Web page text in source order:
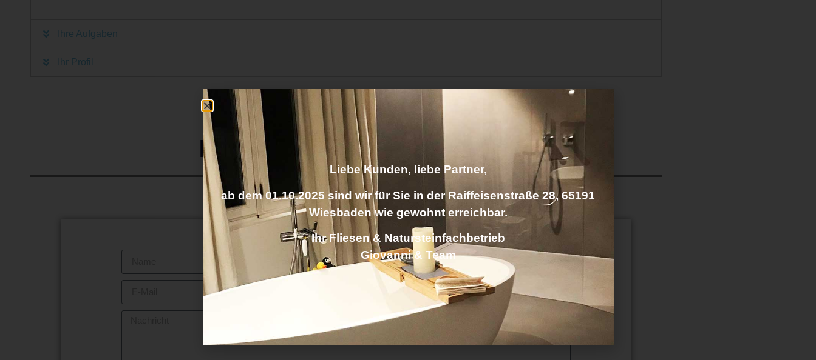
Ihre Aufgaben
Ihr Profil
Bewerben Sie sich bei uns
Liebe Kunden, liebe Partner,
ab dem 01.10.2025 sind wir für Sie in der Raiffeisenstraße 28, 65191
Wiesbaden wie gewohnt erreichbar.
Ihr Fliesen & Natursteinfachbetrieb
Giovanni & Team